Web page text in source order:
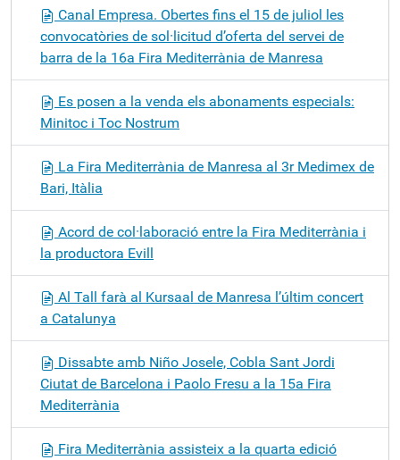
Canal Empresa. Obertes fins el 15 de juliol les
convocatòries de sol·licitud d’oferta del servei de
barra de la 16a Fira Mediterrània de Manresa
Es posen a la venda els abonaments especials:
Minitoc i Toc Nostrum
La Fira Mediterrània de Manresa al 3r Medimex de
Bari, Itàlia
Acord de col·laboració entre la Fira Mediterrània i
la productora Evill
Al Tall farà al Kursaal de Manresa l’últim concert
a Catalunya
Dissabte amb Niño Josele, Cobla Sant Jordi
Ciutat de Barcelona i Paolo Fresu a la 15a Fira
Mediterrània
Fira Mediterrània assisteix a la quarta edició